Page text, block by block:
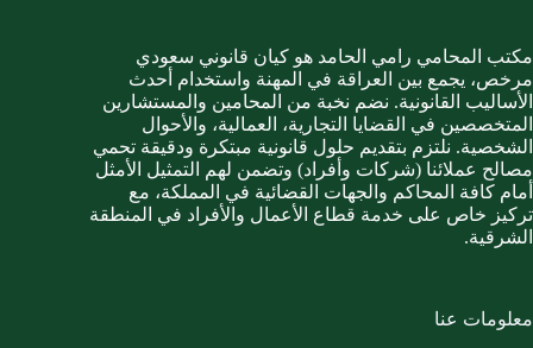
مكتب المحامي رامي الحامد هو كيان قانوني سعودي
مرخص، يجمع بين العراقة في المهنة واستخدام أحدث
الأساليب القانونية. نضم نخبة من المحامين والمستشارين
المتخصصين في القضايا التجارية، العمالية، والأحوال
الشخصية. نلتزم بتقديم حلول قانونية مبتكرة ودقيقة تحمي
مصالح عملائنا (شركات وأفراد) وتضمن لهم التمثيل الأمثل
أمام كافة المحاكم والجهات القضائية في المملكة، مع
تركيز خاص على خدمة قطاع الأعمال والأفراد في المنطقة
الشرقية.
معلومات عنا